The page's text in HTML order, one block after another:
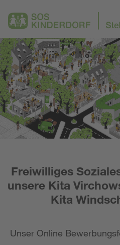
Freiwilliges
unsere Kita
Kita
Unser Online